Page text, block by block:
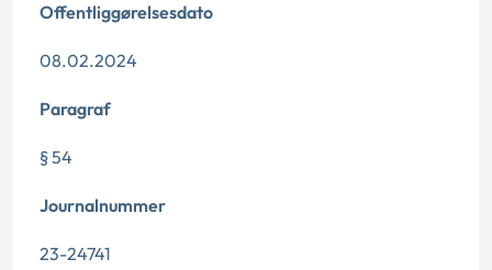
Offentliggørelsesdato
08.02.2024
Paragraf
§ 54
Journalnummer
23-24741